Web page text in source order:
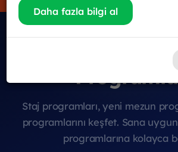
Genç
Staj programları, yeni mezun
programlarını keşfet. Sana
programlarına kolayca
Daha fazla bilgi al